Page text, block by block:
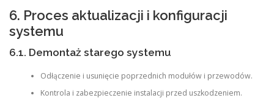
6. Proces aktualizacji i konfiguracji
systemu
6.1. Demontaż starego systemu
Odłączenie i usunięcie poprzednich modułów i przewodów.
Kontrola i zabezpieczenie instalacji przed uszkodzeniem.